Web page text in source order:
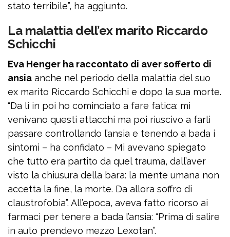
stato terribile”, ha aggiunto.
La malattia dell’ex marito Riccardo
Schicchi
Eva Henger ha raccontato di aver sofferto di
ansia anche nel periodo della malattia del suo
ex marito Riccardo Schicchi e dopo la sua morte.
“Da lì in poi ho cominciato a fare fatica: mi
venivano questi attacchi ma poi riuscivo a farli
passare controllando l’ansia e tenendo a bada i
sintomi – ha confidato – Mi avevano spiegato
che tutto era partito da quel trauma, dall’aver
visto la chiusura della bara: la mente umana non
accetta la fine, la morte. Da allora soffro di
claustrofobia”. All’epoca, aveva fatto ricorso ai
farmaci per tenere a bada l’ansia: “Prima di salire
in auto prendevo mezzo Lexotan”.